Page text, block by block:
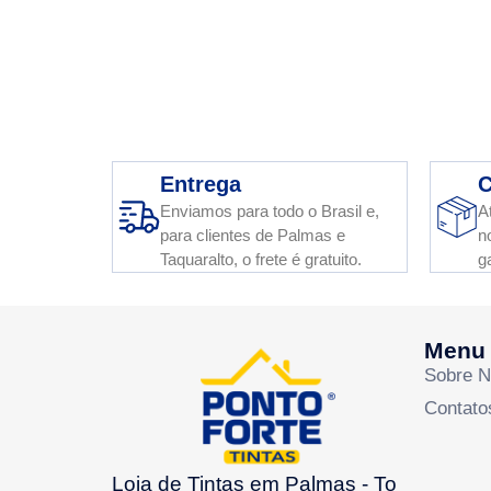
Entrega
Enviamos para todo o Brasil e,
para clientes de Palmas e
Taquaralto, o frete é gratuito.
Loja de Tintas em Palmas - To
Menu
Sobre